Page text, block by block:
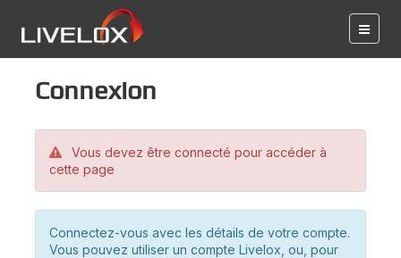
Connexion
Vous devez être connecté pour accéder à
cette page
Connectez-vous avec les détails de votre compte.
Vous pouvez utiliser un compte Livelox, ou, pour